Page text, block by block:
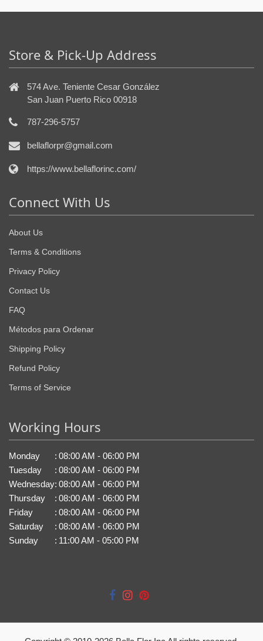
Store & Pick-Up Address
574 Ave. Teniente Cesar González
San Juan Puerto Rico 00918
787-296-5757
bellaflorpr@gmail.com
https://www.bellaflorinc.com/
Connect With Us
About Us
Terms & Conditions
Privacy Policy
Contact Us
FAQ
Métodos para Ordenar
Shipping Policy
Refund Policy
Terms of Service
Working Hours
Monday : 08:00 AM - 06:00 PM
Tuesday
: 08:00 AM - 06:00 PM
Wednesday: 08:00 AM - 06:00 PM
Thursday
: 08:00 AM - 06:00 PM
Friday
: 08:00 AM - 06:00 PM
Saturday
: 08:00 AM - 06:00 PM
Sunday
: 11:00 AM - 05:00 PM